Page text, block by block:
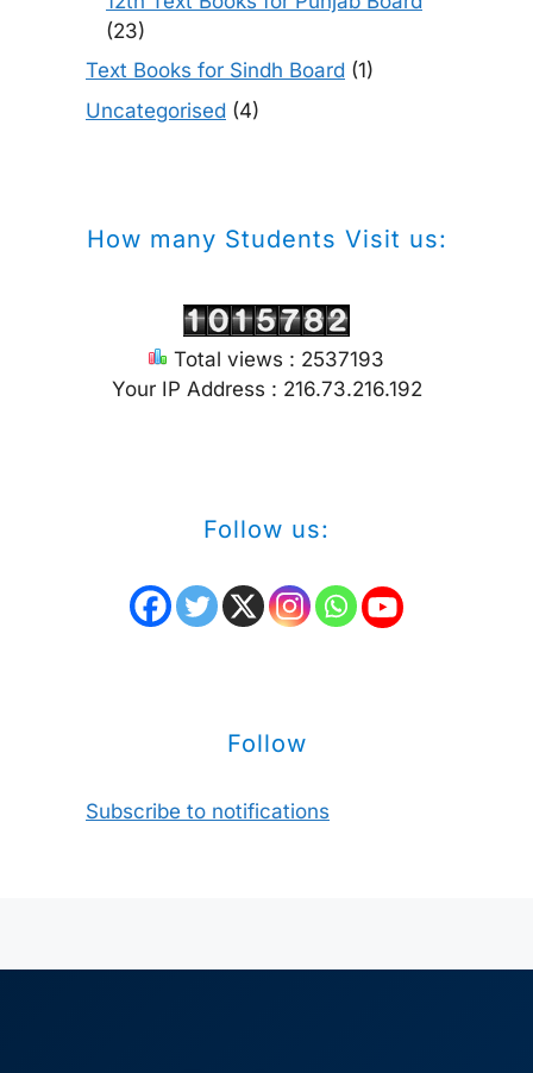
(23)
Text Books for Sindh Board (1)
Uncategorised (4)
How many Students Visit us:
Total views : 2537193
Your IP Address : 216.73.216.192
Follow us:
Follow
Subscribe to notifications